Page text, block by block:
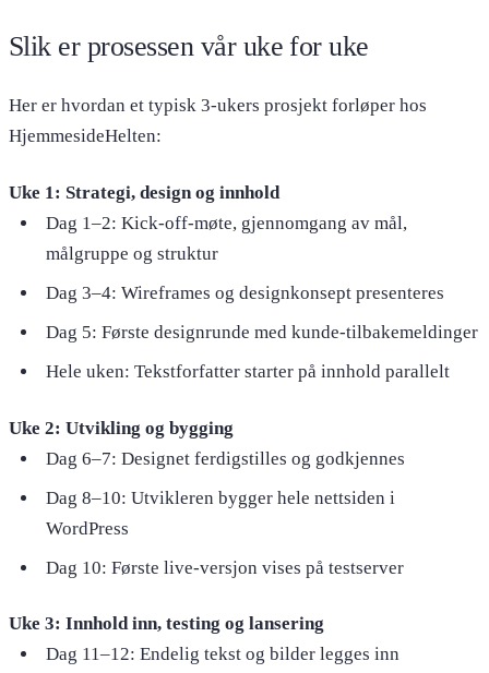
Slik er prosessen vår uke for uke
Her er hvordan et typisk 3-ukers prosjekt forløper hos
HjemmesideHelten:
Uke 1: Strategi, design og innhold
Dag 1–2: Kick-off-møte, gjennomgang av mål,
målgruppe og struktur
Dag 3–4: Wireframes og designkonsept presenteres
Dag 5: Første designrunde med kunde-tilbakemeldinger
Hele uken: Tekstforfatter starter på innhold parallelt
Uke 2: Utvikling og bygging
Dag 6–7: Designet ferdigstilles og godkjennes
Dag 8–10: Utvikleren bygger hele nettsiden i
WordPress
Dag 10: Første live-versjon vises på testserver
Uke 3: Innhold inn, testing og lansering
Dag 11–12: Endelig tekst og bilder legges inn